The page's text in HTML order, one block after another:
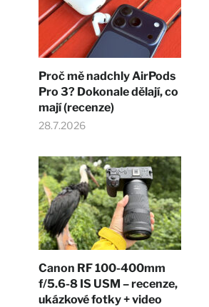
Proč mě nadchly AirPods
Pro 3? Dokonale dělají, co
mají (recenze)
28.7.2026
Canon RF 100-400mm
f/5.6-8 IS USM – recenze,
ukázkové fotky + video